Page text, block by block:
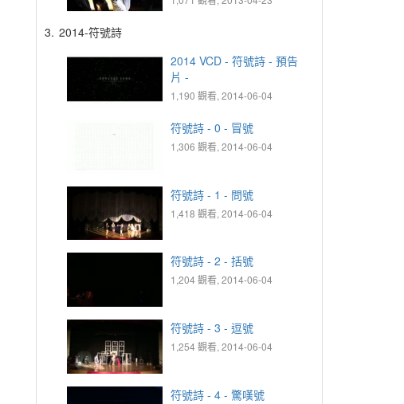
3. 2014-符號詩
2014 VCD - 符號詩 - 預告
片 -
1,190 觀看, 2014-06-04
符號詩 - 0 - 冒號
1,306 觀看, 2014-06-04
符號詩 - 1 - 問號
1,418 觀看, 2014-06-04
符號詩 - 2 - 括號
1,204 觀看, 2014-06-04
符號詩 - 3 - 逗號
1,254 觀看, 2014-06-04
符號詩 - 4 - 驚嘆號